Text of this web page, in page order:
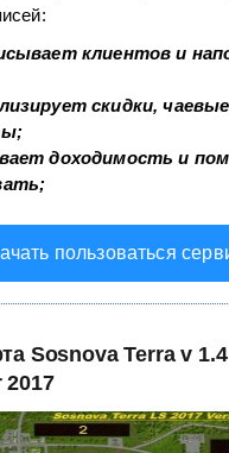
клиентов и
скидки,
доходимость и
пользоваться
Sosnova Terra v